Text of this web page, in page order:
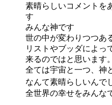
素晴らしいコメントを
す
みんな神です
世の中が変わりつつあ
リストやブッダによっ
来るのではと思います。
全ては宇宙と一つ、神
なんて素晴らしいんで
全世界の幸せをみんな